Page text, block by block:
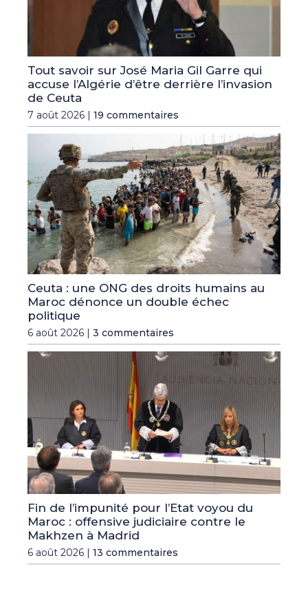
Tout savoir sur José Maria Gil Garre qui
accuse l’Algérie d’être derrière l’invasion
de Ceuta
7 août 2026 | 19 commentaires
Ceuta : une ONG des droits humains au
Maroc dénonce un double échec
politique
6 août 2026 | 3 commentaires
Fin de l’impunité pour l’Etat voyou du
Maroc : offensive judiciaire contre le
Makhzen à Madrid
6 août 2026 | 13 commentaires